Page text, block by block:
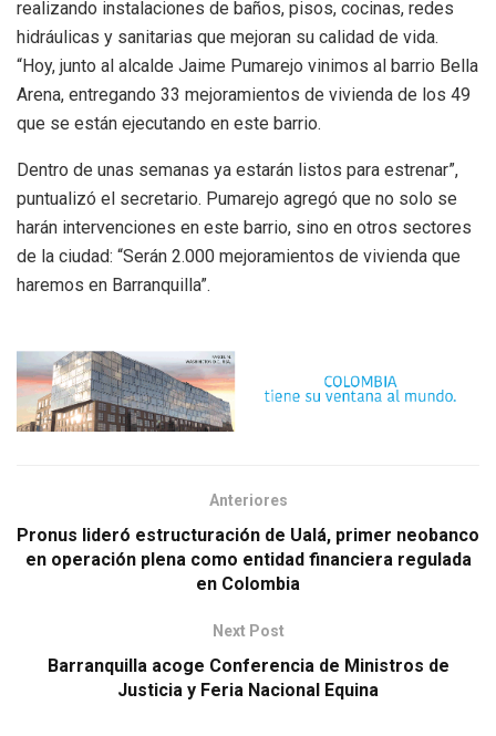
realizando instalaciones de baños, pisos, cocinas, redes
hidráulicas y sanitarias que mejoran su calidad de vida.
“Hoy, junto al alcalde Jaime Pumarejo vinimos al barrio Bella
Arena, entregando 33 mejoramientos de vivienda de los 49
que se están ejecutando en este barrio.
Dentro de unas semanas ya estarán listos para estrenar”,
puntualizó el secretario. Pumarejo agregó que no solo se
harán intervenciones en este barrio, sino en otros sectores
de la ciudad: “Serán 2.000 mejoramientos de vivienda que
haremos en Barranquilla”.
Anteriores
Pronus lideró estructuración de Ualá, primer neobanco
en operación plena como entidad financiera regulada
en Colombia
Next Post
Barranquilla acoge Conferencia de Ministros de
Justicia y Feria Nacional Equina